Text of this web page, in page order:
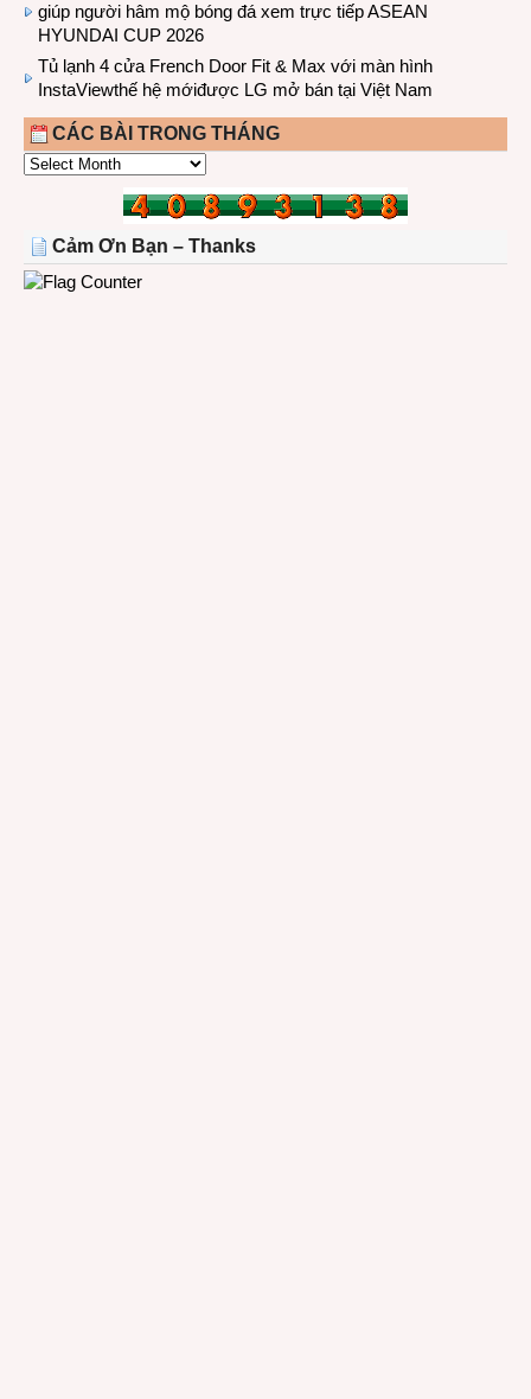
giúp người hâm mộ bóng đá xem trực tiếp ASEAN
HYUNDAI CUP 2026
Tủ lạnh 4 cửa French Door Fit & Max với màn hình
InstaViewthế hệ mớiđược LG mở bán tại Việt Nam
CÁC BÀI TRONG THÁNG
CÁC
THÁNG
Cảm Ơn Bạn – Thanks